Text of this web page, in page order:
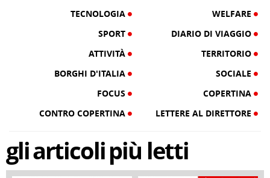
TECNOLOGIA
WELFARE
SPORT
DIARIO DI VIAGGIO
ATTIVITÀ
TERRITORIO
BORGHI D'ITALIA
SOCIALE
FOCUS
COPERTINA
CONTRO COPERTINA
LETTERE AL DIRETTORE
gliarticolipiù letti